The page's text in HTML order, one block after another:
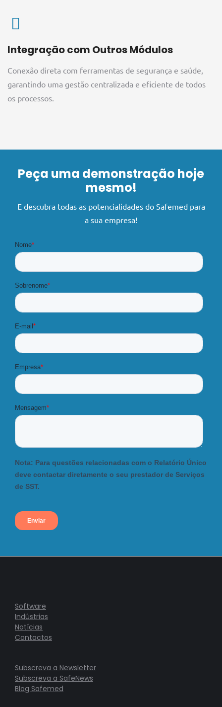
Integração com Outros Módulos
Conexão direta com ferramentas de segurança e saúde,
garantindo uma gestão centralizada e eficiente de todos
os processos.
Peça uma demonstração hoje
mesmo!
E descubra todas as potencialidades do Safemed para
a sua empresa!
Software
Indústrias
Notícias
Contactos
Subscreva a Newsletter
Subscreva a SafeNews
Blog Safemed